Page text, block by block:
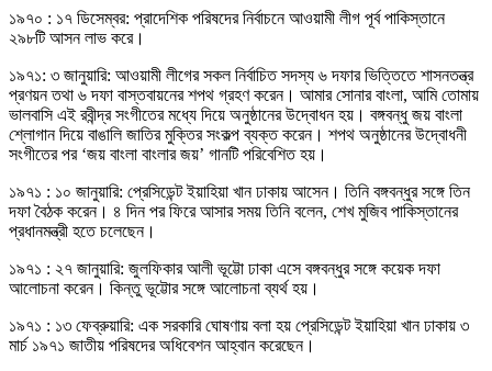
১৯৭০ : ১৭ ডিসেম্বর: প্রাদেশিক পরিষদের নির্বাচনে আওয়ামী লীগ পূর্ব পাকিস্তানে
২৯৮টি আসন লাভ করে।
১৯৭১: ৩ জানুয়ারি: আওয়ামী লীগের সকল নির্বাচিত সদস্য ৬ দফার ভিত্তিতে শাসনতন্ত্র
প্রণয়ন তথা ৬ দফা বাস্তবায়নের শপথ গ্রহণ করেন। আমার সোনার বাংলা, আমি তোমায়
ভালবাসি এই রবীন্দ্র সংগীতের মধ্যে দিয়ে অনুষ্ঠানের উদ্বোধন হয়। বঙ্গবন্ধু জয় বাংলা
শ্লোগান দিয়ে বাঙালি জাতির মুক্তির সংকল্প ব্যক্ত করেন। শপথ অনুষ্ঠানের উদ্বোধনী
সংগীতের পর ‘জয় বাংলা বাংলার জয়’ গানটি পরিবেশিত হয়।
১৯৭১ : ১০ জানুয়ারি: প্রেসিডেন্ট ইয়াহিয়া খান ঢাকায় আসেন। তিনি বঙ্গবন্ধুর সঙ্গে তিন
দফা বৈঠক করেন। ৪ দিন পর ফিরে আসার সময় তিনি বলেন, শেখ মুজিব পাকিস্তানের
প্রধানমন্ত্রী হতে চলেছেন।
১৯৭১ : ২৭ জানুয়ারি: জুলফিকার আলী ভূট্টো ঢাকা এসে বঙ্গবন্ধুর সঙ্গে কয়েক দফা
আলোচনা করেন। কিন্তু ভূট্টোর সঙ্গে আলোচনা ব্যর্থ হয়।
১৯৭১ : ১৩ ফেব্রুয়ারি: এক সরকারি ঘোষণায় বলা হয় প্রেসিডেন্ট ইয়াহিয়া খান ঢাকায় ৩
মার্চ ১৯৭১ জাতীয় পরিষদের অধিবেশন আহ্বান করেছেন।